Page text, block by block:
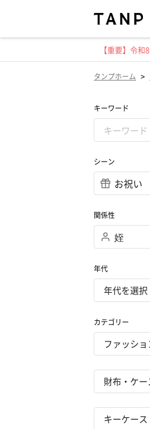
【重要】令
タンプホーム >
キーワード
シーン
関係性
年代
カテゴリー